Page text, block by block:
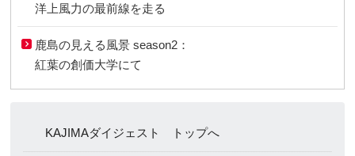
洋上風力の最前線を走る
鹿島の見える風景 season2：
紅葉の創価大学にて
KAJIMAダイジェスト トップへ